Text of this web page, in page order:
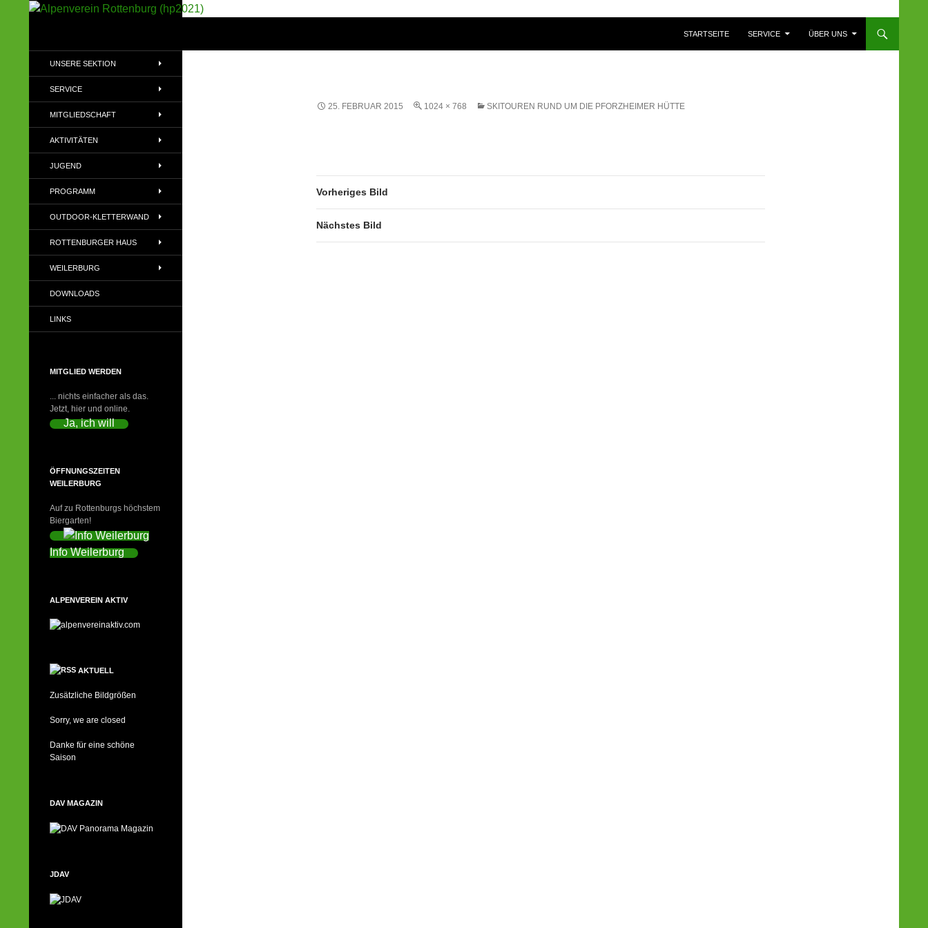
STARTSEITE
SERVICE ÜBER UNS
25. FEBRUAR 2015 1024 × 768 SKITOUREN RUND UM DIE PFORZHEIMER HÜTTE
Vorheriges Bild
Nächstes Bild
(DAV)
UNSERE SEKTION
SERVICE
MITGLIEDSCHAFT
AKTIVITÄTEN
JUGEND
PROGRAMM
OUTDOOR-KLETTERWAND
ROTTENBURGER HAUS
WEILERBURG
DOWNLOADS
LINKS
MITGLIED WERDEN
... nichts einfacher als das.
Jetzt, hier und online.
Ja, ich will
ÖFFNUNGSZEITEN
WEILERBURG
Auf zu Rottenburgs höchstem
Biergarten!
Info Weilerburg
ALPENVEREIN AKTIV
AKTUELL
Zusätzliche Bildgrößen
Sorry, we are closed
Danke für eine schöne
Saison
DAV MAGAZIN
JDAV